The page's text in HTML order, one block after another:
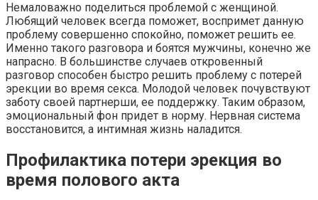
Немаловажно поделиться проблемой с женщиной.
Любящий человек всегда поможет, воспримет данную
проблему совершенно спокойно, поможет решить ее.
Именно такого разговора и боятся мужчины, конечно же
напрасно. В большинстве случаев откровенный
разговор способен быстро решить проблему с потерей
эрекции во время секса. Молодой человек почувствуют
заботу своей партнерши, ее поддержку. Таким образом,
эмоциональный фон придет в норму. Нервная система
восстановится, а интимная жизнь наладится.
Профилактика потери эрекция во
время полового акта